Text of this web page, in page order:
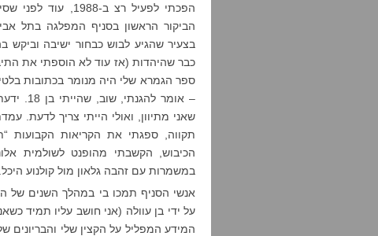
הפכתי לפעיל רצ
הביקור הראשון בסניף המפלגה בתל
בצעיר שהגיע לבוש כבחור ישיבה וביקש
כבר שהיהדות (אז עוד לא הוספתי את
ספר הגמרא שלי היה מנומר בכתובות
–
שאני מתיוון, ואולי הייתי צריך לדעת.
תקווה, ספגתי את הקריאות
הכיבוש, הקשבתי מהופנט לשולמית
במשמרות עם זהבה גלאון מול קולנוע היכל.
אנשי הסניף תמכו בי במהלך השנים של
על ידי בן עוולה (אני חושב עליו תמיד